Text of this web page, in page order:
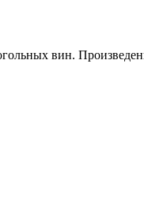
вин.